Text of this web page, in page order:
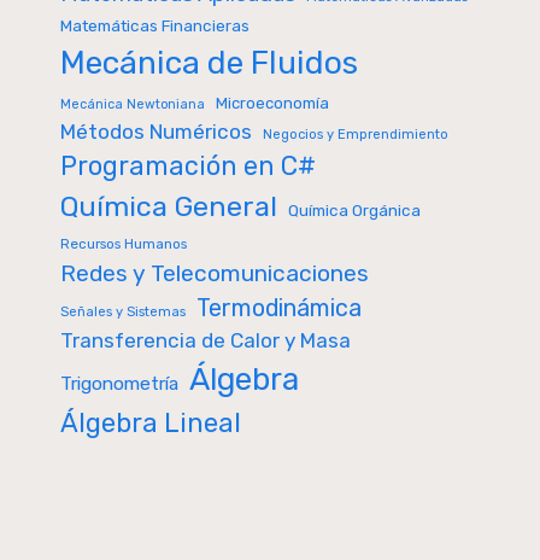
Matemáticas Financieras
Mecánica de Fluidos
Mecánica Newtoniana Microeconomía
Métodos Numéricos Negocios y Emprendimiento
Programación en C#
Química General Química Orgánica
Recursos Humanos
Redes y Telecomunicaciones
Señales y Sistemas Termodinámica
Transferencia de Calor y Masa
Trigonometría Álgebra
Álgebra Lineal